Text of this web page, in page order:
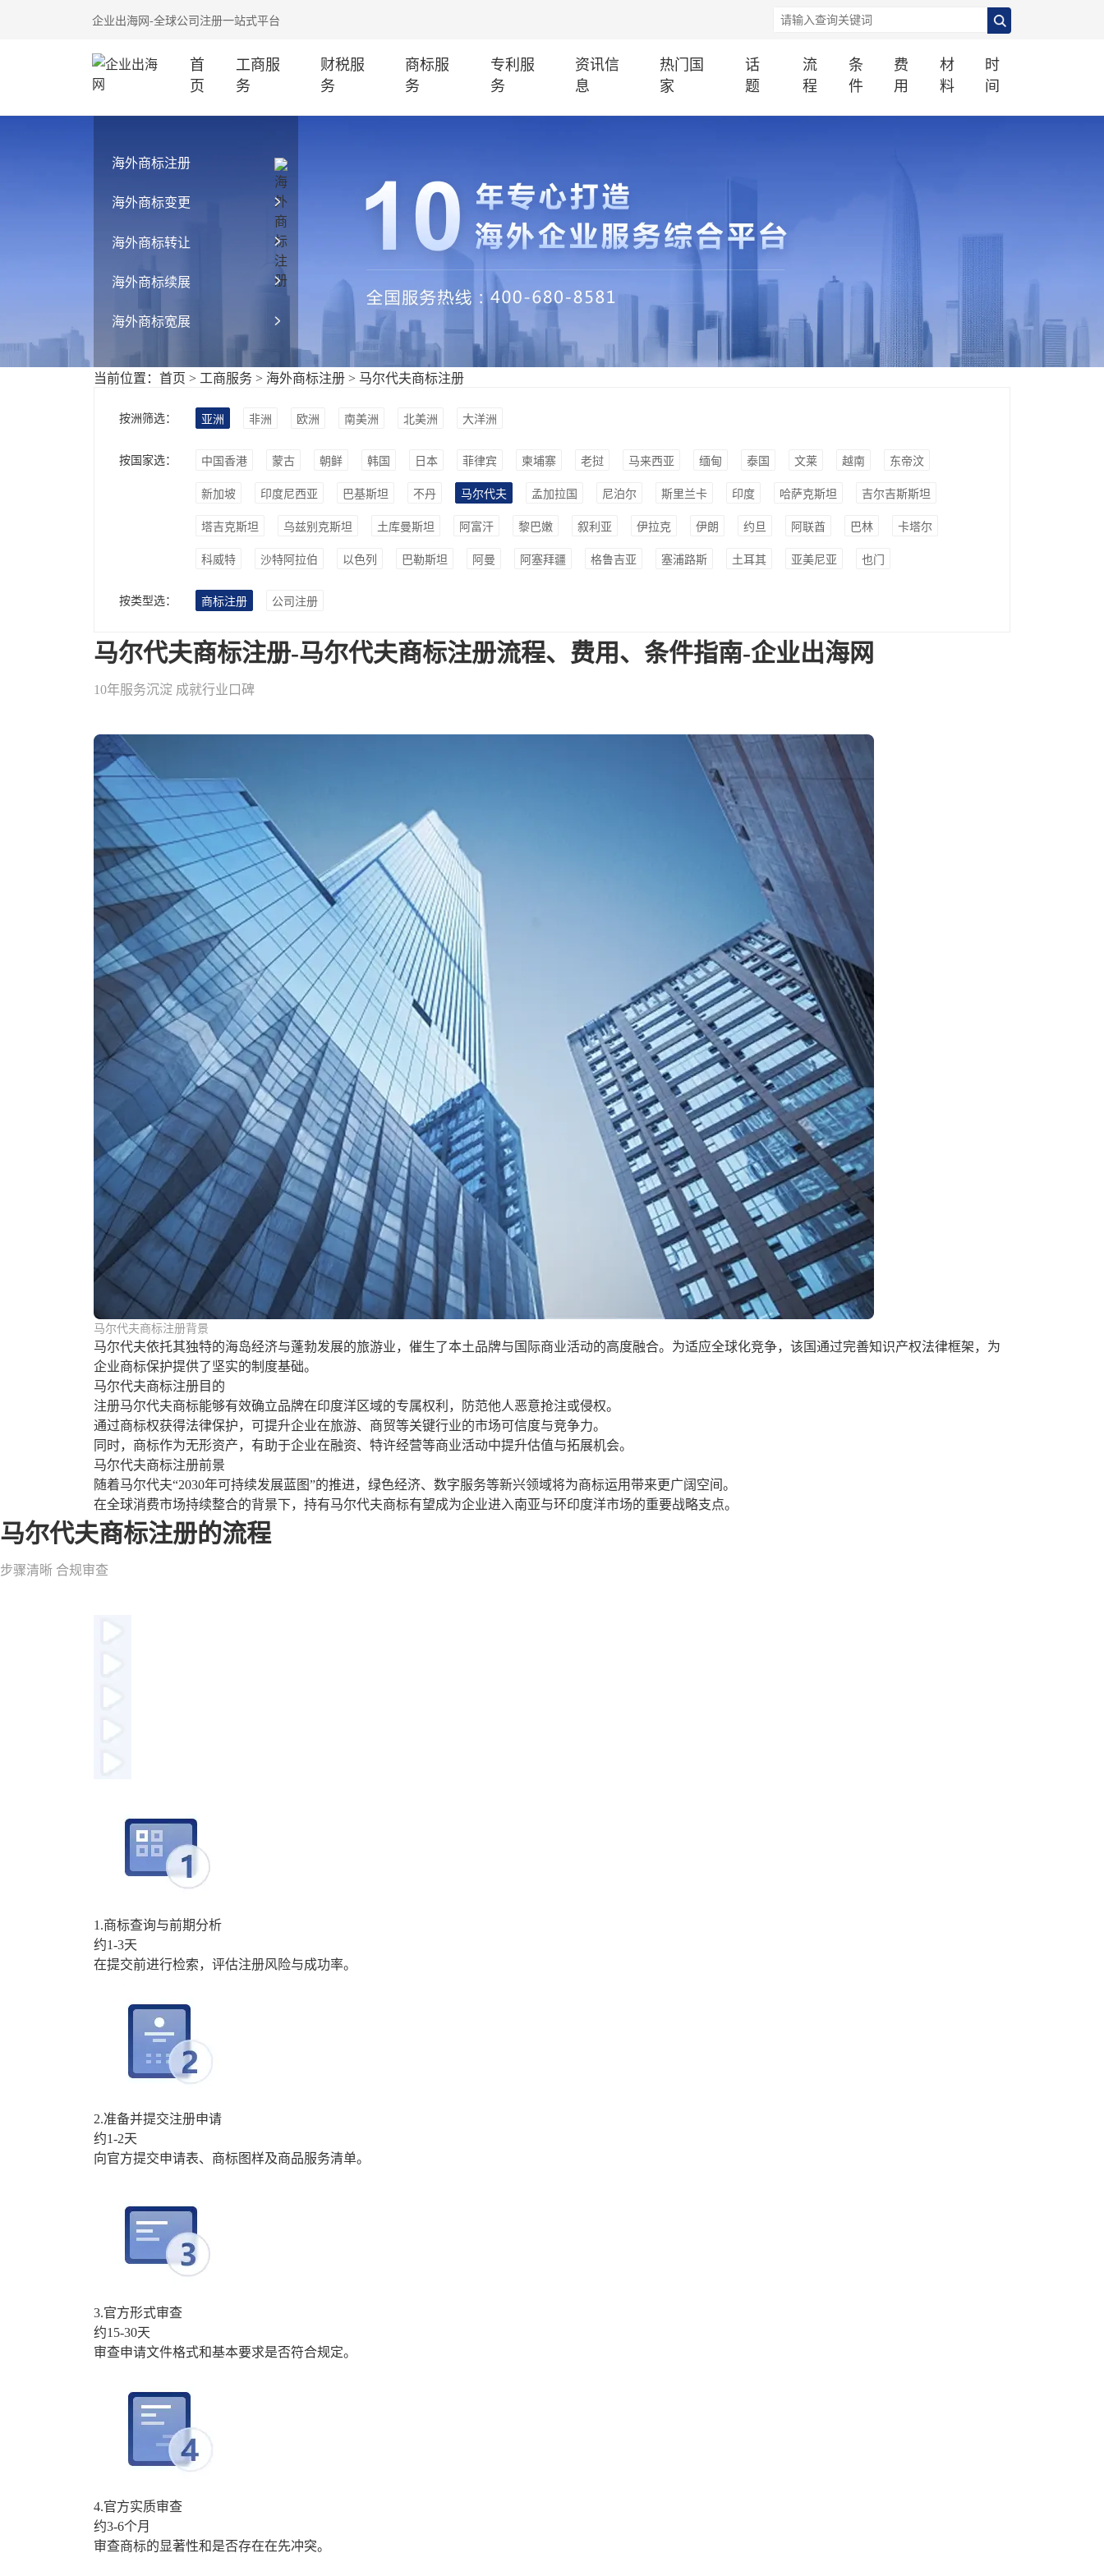
企业出海网-全球公司注册一站式平台
首
页
工商服
务
财税服
务
商标服
务
专利服
务
资讯信
息
热门国
家
话
题
流
程
条
件
费
用
材
料
时
间
海外商标注册
海外商标变更
海外商标转让
海外商标续展
海外商标宽展
当前位置： 首页 > 工商服务 > 海外商标注册 > 马尔代夫商标注册
按洲筛选： 亚洲 非洲 欧洲 南美洲 北美洲 大洋洲
按国家选： 中国香港 蒙古 朝鲜 韩国 日本 菲律宾 柬埔寨 老挝 马来西亚 缅甸 泰国 文莱 越南 东帝汶
新加坡 印度尼西亚 巴基斯坦 不丹 马尔代夫 孟加拉国 尼泊尔 斯里兰卡 印度 哈萨克斯坦 吉尔吉斯斯坦
塔吉克斯坦 乌兹别克斯坦 土库曼斯坦 阿富汗 黎巴嫩 叙利亚 伊拉克 伊朗 约旦 阿联酋 巴林 卡塔尔
科威特 沙特阿拉伯 以色列 巴勒斯坦 阿曼 阿塞拜疆 格鲁吉亚 塞浦路斯 土耳其 亚美尼亚 也门
按类型选： 商标注册 公司注册
马尔代夫商标注册-马尔代夫商标注册流程、费用、条件指南-企业出海网
10年服务沉淀 成就行业口碑
马尔代夫商标注册背景
马尔代夫依托其独特的海岛经济与蓬勃发展的旅游业，催生了本土品牌与国际商业活动的高度融合。为适应全球化竞争，该国通过完善知识产权法律框架，为
企业商标保护提供了坚实的制度基础。
马尔代夫商标注册目的
注册马尔代夫商标能够有效确立品牌在印度洋区域的专属权利，防范他人恶意抢注或侵权。
通过商标权获得法律保护，可提升企业在旅游、商贸等关键行业的市场可信度与竞争力。
同时，商标作为无形资产，有助于企业在融资、特许经营等商业活动中提升估值与拓展机会。
马尔代夫商标注册前景
随着马尔代夫“2030年可持续发展蓝图”的推进，绿色经济、数字服务等新兴领域将为商标运用带来更广阔空间。
在全球消费市场持续整合的背景下，持有马尔代夫商标有望成为企业进入南亚与环印度洋市场的重要战略支点。
马尔代夫商标注册的流程
步骤清晰 合规审查
1.商标查询与前期分析
约1-3天
在提交前进行检索，评估注册风险与成功率。
2.准备并提交注册申请
约1-2天
向官方提交申请表、商标图样及商品服务清单。
3.官方形式审查
约15-30天
审查申请文件格式和基本要求是否符合规定。
4.官方实质审查
约3-6个月
审查商标的显著性和是否存在在先冲突。